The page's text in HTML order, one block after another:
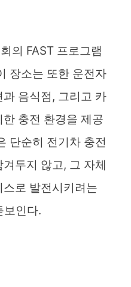
의 FAST 프로그램
장소는 또한 운전자
음식점, 그리고 카
충전 환경을 제공
단순히 전기차 충전
두지 않고, 그 자체
로 발전시키려는
보인다.